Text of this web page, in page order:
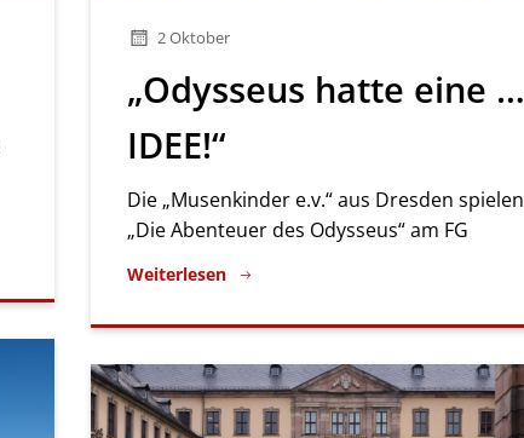
2 Oktober
„Odysseus hatte eine …
IDEE!“
Die „Musenkinder e.v.“ aus Dresden spielen
„Die Abenteuer des Odysseus“ am FG
Weiterlesen